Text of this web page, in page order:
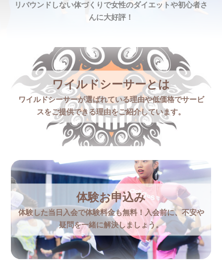
リバウンドしない体づくりで女性のダイエットや初心者さ
んに大好評！
ワイルドシーサーとは
ワイルドシーサーが選ばれている理由や低価格でサービ
スをご提供できる理由をご紹介しています。
体験お申込み
体験した当日入会で体験料金も無料！入会前に、不安や
疑問を一緒に解決しましょう。